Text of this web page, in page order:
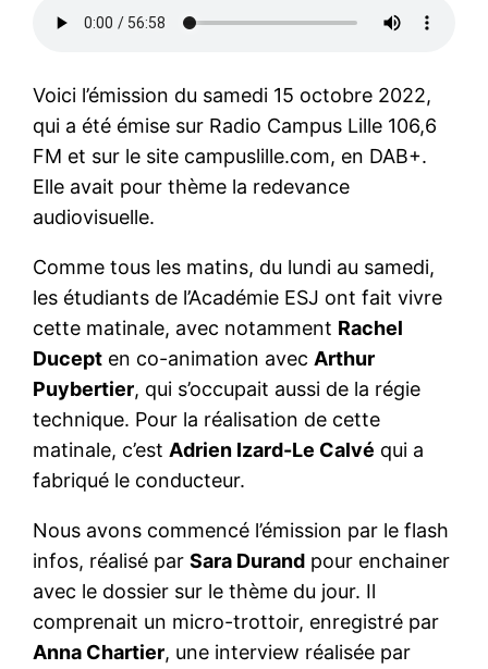
Voici l’émission du samedi 15 octobre 2022,
qui a été émise sur Radio Campus Lille 106,6
FM et sur le site campuslille.com, en DAB+.
Elle avait pour thème la redevance
audiovisuelle.
Comme tous les matins, du lundi au samedi,
les étudiants de l’Académie ESJ ont fait vivre
cette matinale, avec notamment Rachel
Ducept en co-animation avec Arthur
Puybertier, qui s’occupait aussi de la régie
technique. Pour la réalisation de cette
matinale, c’est Adrien Izard-Le Calvé qui a
fabriqué le conducteur.
Nous avons commencé l’émission par le flash
infos, réalisé parSara Durand pour enchainer
avec le dossier sur le thème du jour. Il
comprenait un micro-trottoir, enregistré par
Anna Chartier, une interview réalisée par